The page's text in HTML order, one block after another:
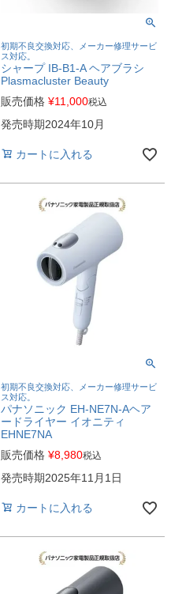
初期不良交換対応、メーカー修理サービ
ス対応。
シャープ IB-B1-A ヘアブラシ
Plasmacluster Beauty
販売価格 ¥11,000税込
発売時期2024年10月
カートに入れる
初期不良交換対応、メーカー修理サービ
ス対応。
パナソニック EH-NE7N-Aヘア
ードライヤー イオニティ
EHNE7NA
販売価格 ¥8,980税込
発売時期2025年11月1日
カートに入れる